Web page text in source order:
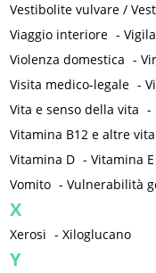
Vestibolite vulvare /
Viaggio interiore -
Violenza domestica -
Visita medico-legale -
Vita e senso della vita -
Vitamina B12 e altre
Vitamina D -Vitamina E
Vomito -Vulnerabilità
X
Xerosi -Xiloglucano
Y